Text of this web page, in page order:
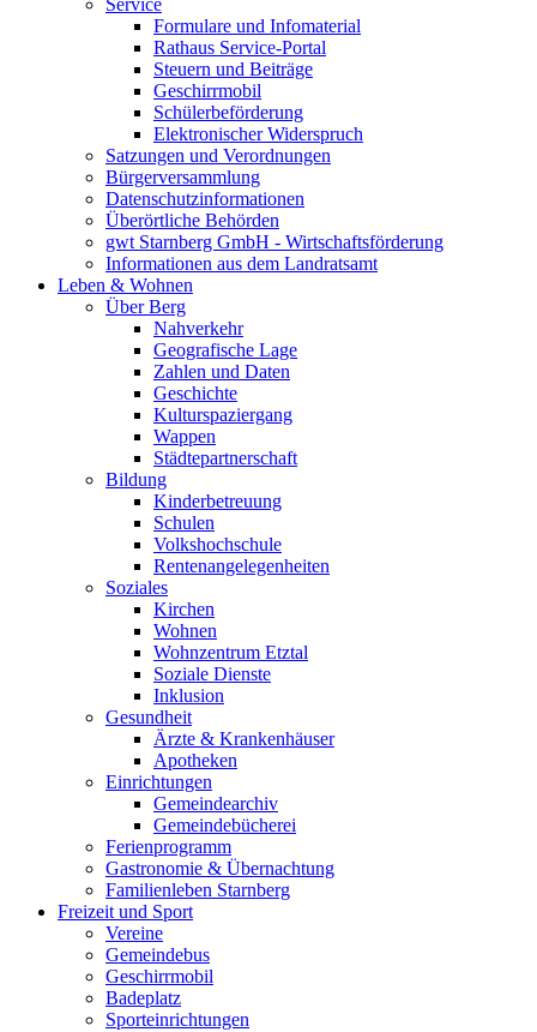
Service
Formulare und Infomaterial
Rathaus Service-Portal
Steuern und Beiträge
Geschirrmobil
Schülerbeförderung
Elektronischer Widerspruch
Satzungen und Verordnungen
Bürgerversammlung
Datenschutzinformationen
Überörtliche Behörden
gwt Starnberg GmbH - Wirtschaftsförderung
Informationen aus dem Landratsamt
Leben & Wohnen
Über Berg
Nahverkehr
Geografische Lage
Zahlen und Daten
Geschichte
Kulturspaziergang
Wappen
Städtepartnerschaft
Bildung
Kinderbetreuung
Schulen
Volkshochschule
Rentenangelegenheiten
Soziales
Kirchen
Wohnen
Wohnzentrum Etztal
Soziale Dienste
Inklusion
Gesundheit
Ärzte & Krankenhäuser
Apotheken
Einrichtungen
Gemeindearchiv
Gemeindebücherei
Ferienprogramm
Gastronomie & Übernachtung
Familienleben Starnberg
Freizeit und Sport
Vereine
Gemeindebus
Geschirrmobil
Badeplatz
Sporteinrichtungen